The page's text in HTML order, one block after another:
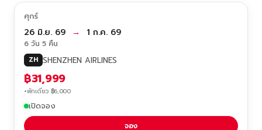
ศุกร์
26 มิ.ย. 69 → 1 ก.ค. 69
6 วัน 5 คืน
ZH SHENZHEN AIRLINES
฿31,999
+พักเดี่ยว ฿6,000
เปิดจอง
จอง